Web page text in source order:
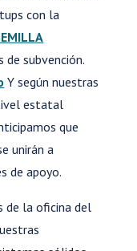
con la
de subvención.
Y según nuestras
estatal
que
unirán a
de apoyo.
de la oficina del